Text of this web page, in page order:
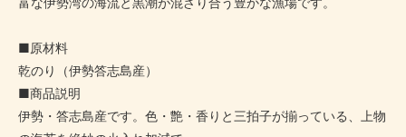
■原材料
乾のり（伊勢答志島産）
■商品説明
伊勢・答志島産です。色・艶・香りと三拍子が揃っている、上物